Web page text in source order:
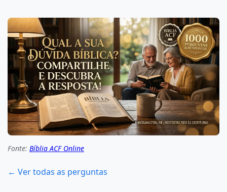
Fonte: Bíblia ACF Online
← Ver todas as perguntas